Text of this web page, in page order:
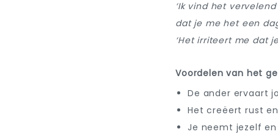
‘Ik vind het
dat je me het een
‘Het irriteert me dat
Voordelen van het
De ander ervaart
Het creëert rust
Je neemt jezelf